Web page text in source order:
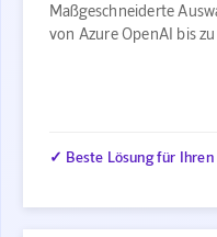
Maßgeschneiderte
von Azure OpenAI bis
✓ Beste Lösung für Ihren